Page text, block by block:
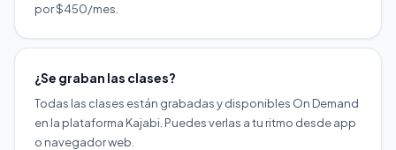
por $450/mes.
¿Se graban las clases?
Todas las clases están grabadas y disponibles On Demand
en la plataforma Kajabi. Puedes verlas a tu ritmo desde app
o navegador web.